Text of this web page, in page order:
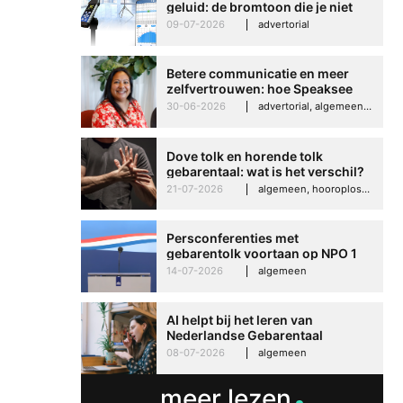
meer
30-06-2026
geluid: de bromtoon die je niet
kunt negeren
09-07-2026 advertorial
Betere communicatie en meer
zelfvertrouwen: hoe Speaksee
Imelda helpt om te groeien in
30-06-2026 advertorial, algemeen, hooroplossingen, interview
Dove tolk en horende tolk
gebarentaal: wat is het verschil?
21-07-2026 algemeen, hooroplossingen, hoorproblemen, samenleving & maatschappij
Persconferenties met
gebarentolk voortaan op NPO 1
Extra
14-07-2026 algemeen
AI helpt bij het leren van
Nederlandse Gebarentaal
08-07-2026 algemeen